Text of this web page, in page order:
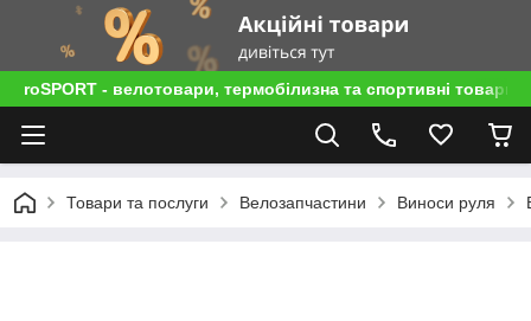
roSPORT - велотовари, термобілизна та спортивні товари
Товари та послуги Велозапчастини Виноси руля